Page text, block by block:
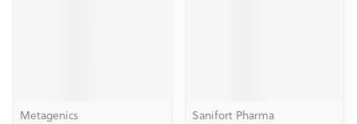
Metagenics Sanifort Pharma